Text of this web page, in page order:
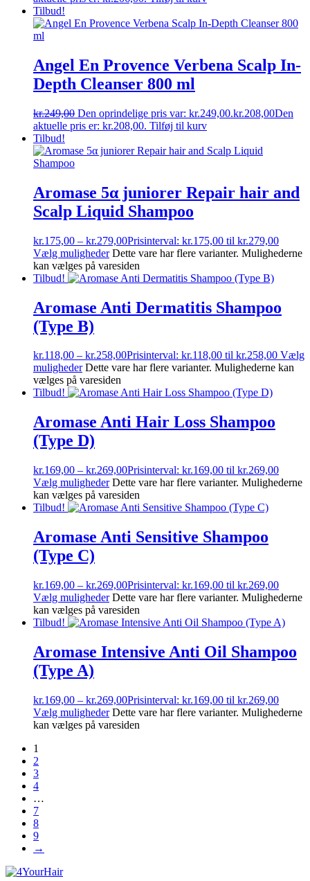
Tilbud!
Angel En Provence Verbena Scalp In-
Depth Cleanser 800 ml
kr.249,00 Den oprindelige pris var: kr.249,00.kr.208,00Den
aktuelle pris er: kr.208,00. Tilføj til kurv
Tilbud!
Aromase 5α juniorer Repair hair and
Scalp Liquid Shampoo
kr.175,00 – kr.279,00Prisinterval: kr.175,00 til kr.279,00
Vælg muligheder Dette vare har flere varianter. Mulighederne
kan vælges på varesiden
Tilbud!
Aromase Anti Dermatitis Shampoo
(Type B)
kr.118,00 – kr.258,00Prisinterval: kr.118,00 til kr.258,00 Vælg
muligheder Dette vare har flere varianter. Mulighederne kan
vælges på varesiden
Tilbud!
Aromase Anti Hair Loss Shampoo
(Type D)
kr.169,00 – kr.269,00Prisinterval: kr.169,00 til kr.269,00
Vælg muligheder Dette vare har flere varianter. Mulighederne
kan vælges på varesiden
Tilbud!
Aromase Anti Sensitive Shampoo
(Type C)
kr.169,00 – kr.269,00Prisinterval: kr.169,00 til kr.269,00
Vælg muligheder Dette vare har flere varianter. Mulighederne
kan vælges på varesiden
Tilbud!
Aromase Intensive Anti Oil Shampoo
(Type A)
kr.169,00 – kr.269,00Prisinterval: kr.169,00 til kr.269,00
Vælg muligheder Dette vare har flere varianter. Mulighederne
kan vælges på varesiden
1
2
3
4
…
7
8
9
→